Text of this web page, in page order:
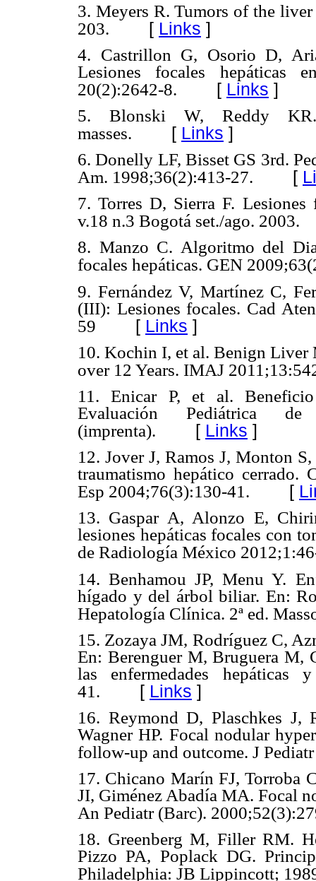
3. Meyers R. Tumors of the
203. [ Links ]
4. Castrillon G, Osorio D,
Lesiones focales hepáticas
20(2):2642-8. [ Links ]
5. Blonski W, Reddy
masses. [ Links ]
6. Donelly LF, Bisset GS 3rd.
Am. 1998;36(2):413-27. [
7. Torres D, Sierra F. Lesiones
v.18 n.3 Bogotá set./ago. 2003.
8. Manzo C. Algoritmo del
focales hepáticas. GEN
9. Fernández V, Martínez C,
(III): Lesiones focales. Cad
59 [ Links ]
10. Kochin I, et al. Benign Liver
over 12 Years. IMAJ
11. Enicar P, et al.
Evaluación Pediátrica
(imprenta). [ Links ]
12. Jover J, Ramos J, Monton
traumatismo hepático cerrado.
Esp 2004;76(3):130-41. [
13. Gaspar A, Alonzo E,
lesiones hepáticas focales con
de Radiología México
14. Benhamou JP, Menu Y.
hígado y del árbol biliar. En:
Hepatología Clínica. 2ª ed.
15. Zozaya JM, Rodríguez C,
En: Berenguer M, Bruguera M,
las enfermedades
41. [ Links ]
16. Reymond D, Plaschkes
Wagner HP. Focal nodular
follow-up and outcome. J
17. Chicano Marín FJ, Torroba
JI, Giménez Abadía MA. Focal
An Pediatr (Barc).
18. Greenberg M, Filler RM.
Pizzo PA, Poplack DG.
Philadelphia: JB Lippincott;